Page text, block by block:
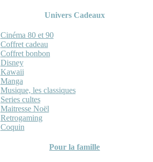
Univers Cadeaux
Cinéma 80 et 90
Coffret cadeau
Coffret bonbon
Disney
Kawaii
Manga
Musique, les classiques
Series cultes
Maitresse Noël
Retrogaming
Coquin
Pour la famille